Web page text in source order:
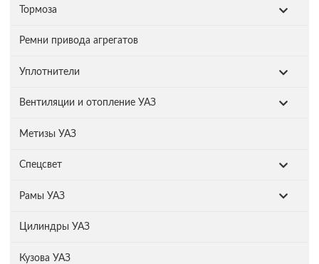
Тормоза
Ремни привода агрегатов
Уплотнители
Вентиляции и отопление УАЗ
Метизы УАЗ
Спецсвет
Рамы УАЗ
Цилиндры УАЗ
Кузова УАЗ